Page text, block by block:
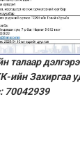
талаар
Захиргаа
70042939